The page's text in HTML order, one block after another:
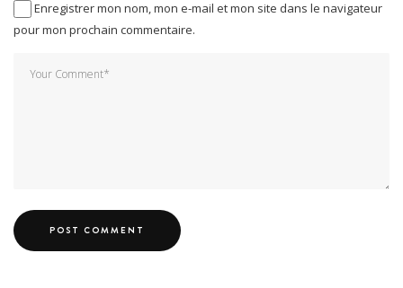
Enregistrer mon nom, mon e-mail et mon site dans le navigateur
pour mon prochain commentaire.